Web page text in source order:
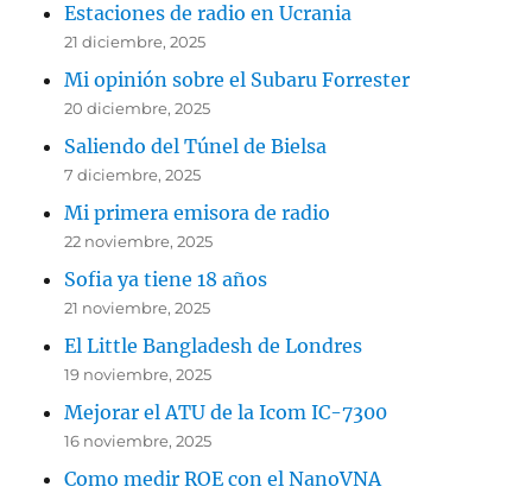
Estaciones de radio en Ucrania
21 diciembre, 2025
Mi opinión sobre el Subaru Forrester
20 diciembre, 2025
Saliendo del Túnel de Bielsa
7 diciembre, 2025
Mi primera emisora de radio
22 noviembre, 2025
Sofia ya tiene 18 años
21 noviembre, 2025
El Little Bangladesh de Londres
19 noviembre, 2025
Mejorar el ATU de la Icom IC-7300
16 noviembre, 2025
Como medir ROE con el NanoVNA